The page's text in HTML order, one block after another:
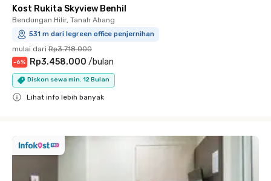
Kost Rukita Skyview Benhil
Bendungan Hilir, Tanah Abang
531 m dari legreen office penjernihan
mulai dari Rp3.718.000
-6% Rp3.458.000 /bulan
Diskon sewa min. 12 Bulan
Lihat info lebih banyak